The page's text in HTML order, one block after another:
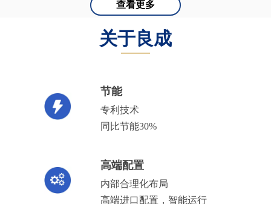
查看更多
关于良成
———
节能
专利技术
同比节能30%
高端配置
内部合理化布局
高端进口配置，智能运行